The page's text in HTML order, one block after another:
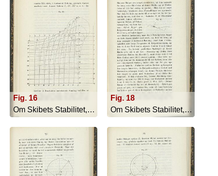
Fig. 16
Om Skibets Stabilitet, Bevægelser I S... - 1879
Fig. 18
Om Skibets Stabilitet, Bevægelser I S... - 1879